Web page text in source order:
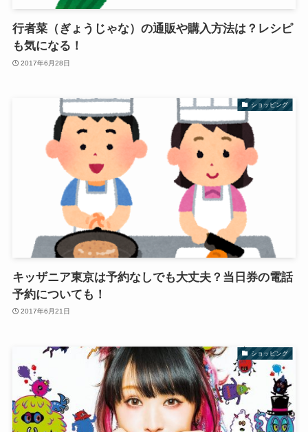
行者菜（ぎょうじゃな）の通販や購入方法は？レシピ
も気になる！
2017年6月28日
ショッピング
キッザニア東京は予約なしでも大丈夫？当日券の電話
予約についても！
2017年6月21日
ショッピング